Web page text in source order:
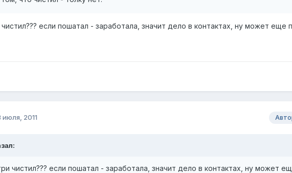
если пошатал - заработала, значит дело в контактах, ну может еще
июля, 2011
чистил??? если пошатал - заработала, значит дело в контактах, ну может